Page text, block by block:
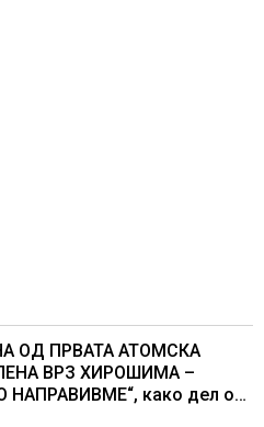
ОД ПРВАТА АТОМСКА
ВРЗ ХИРОШИМА –
НАПРАВИВМЕ“, како дел од